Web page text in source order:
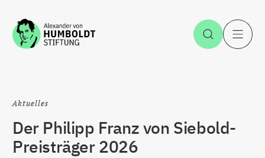
Zum Inhalt springen Suche
Aktuelles
Der Philipp Franz von Siebold-
Preisträger 2026